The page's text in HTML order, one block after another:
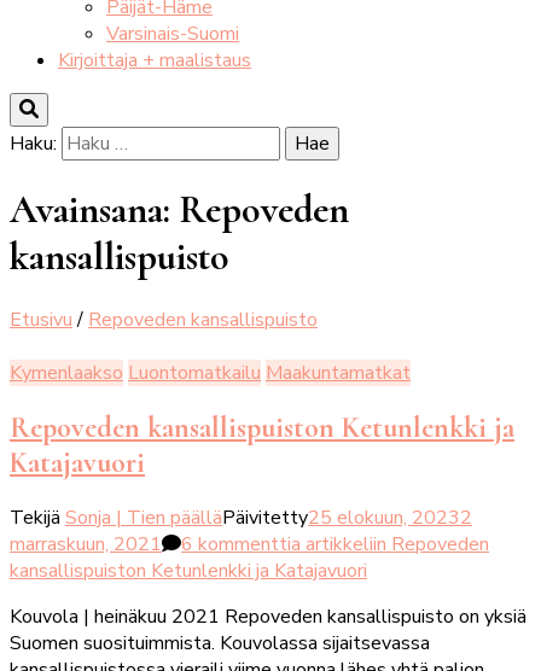
Päijät-Häme
Varsinais-Suomi
Kirjoittaja + maalistaus
Haku:
Avainsana: Repoveden
kansallispuisto
Etusivu / Repoveden kansallispuisto
Kymenlaakso Luontomatkailu Maakuntamatkat
Repoveden kansallispuiston Ketunlenkki ja
Katajavuori
Tekijä Sonja | Tien päälläPäivitetty25 elokuun, 20232
marraskuun, 2021
6 kommenttia artikkeliin Repoveden
kansallispuiston Ketunlenkki ja Katajavuori
Kouvola | heinäkuu 2021 Repoveden kansallispuisto on yksiä
Suomen suosituimmista. Kouvolassa sijaitsevassa